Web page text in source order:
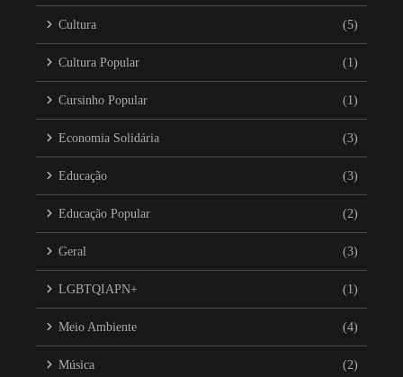
Cultura (5)
Cultura Popular (1)
Cursinho Popular (1)
Economia Solidária (3)
Educação (3)
Educação Popular (2)
Geral (3)
LGBTQIAPN+ (1)
Meio Ambiente (4)
Música (2)